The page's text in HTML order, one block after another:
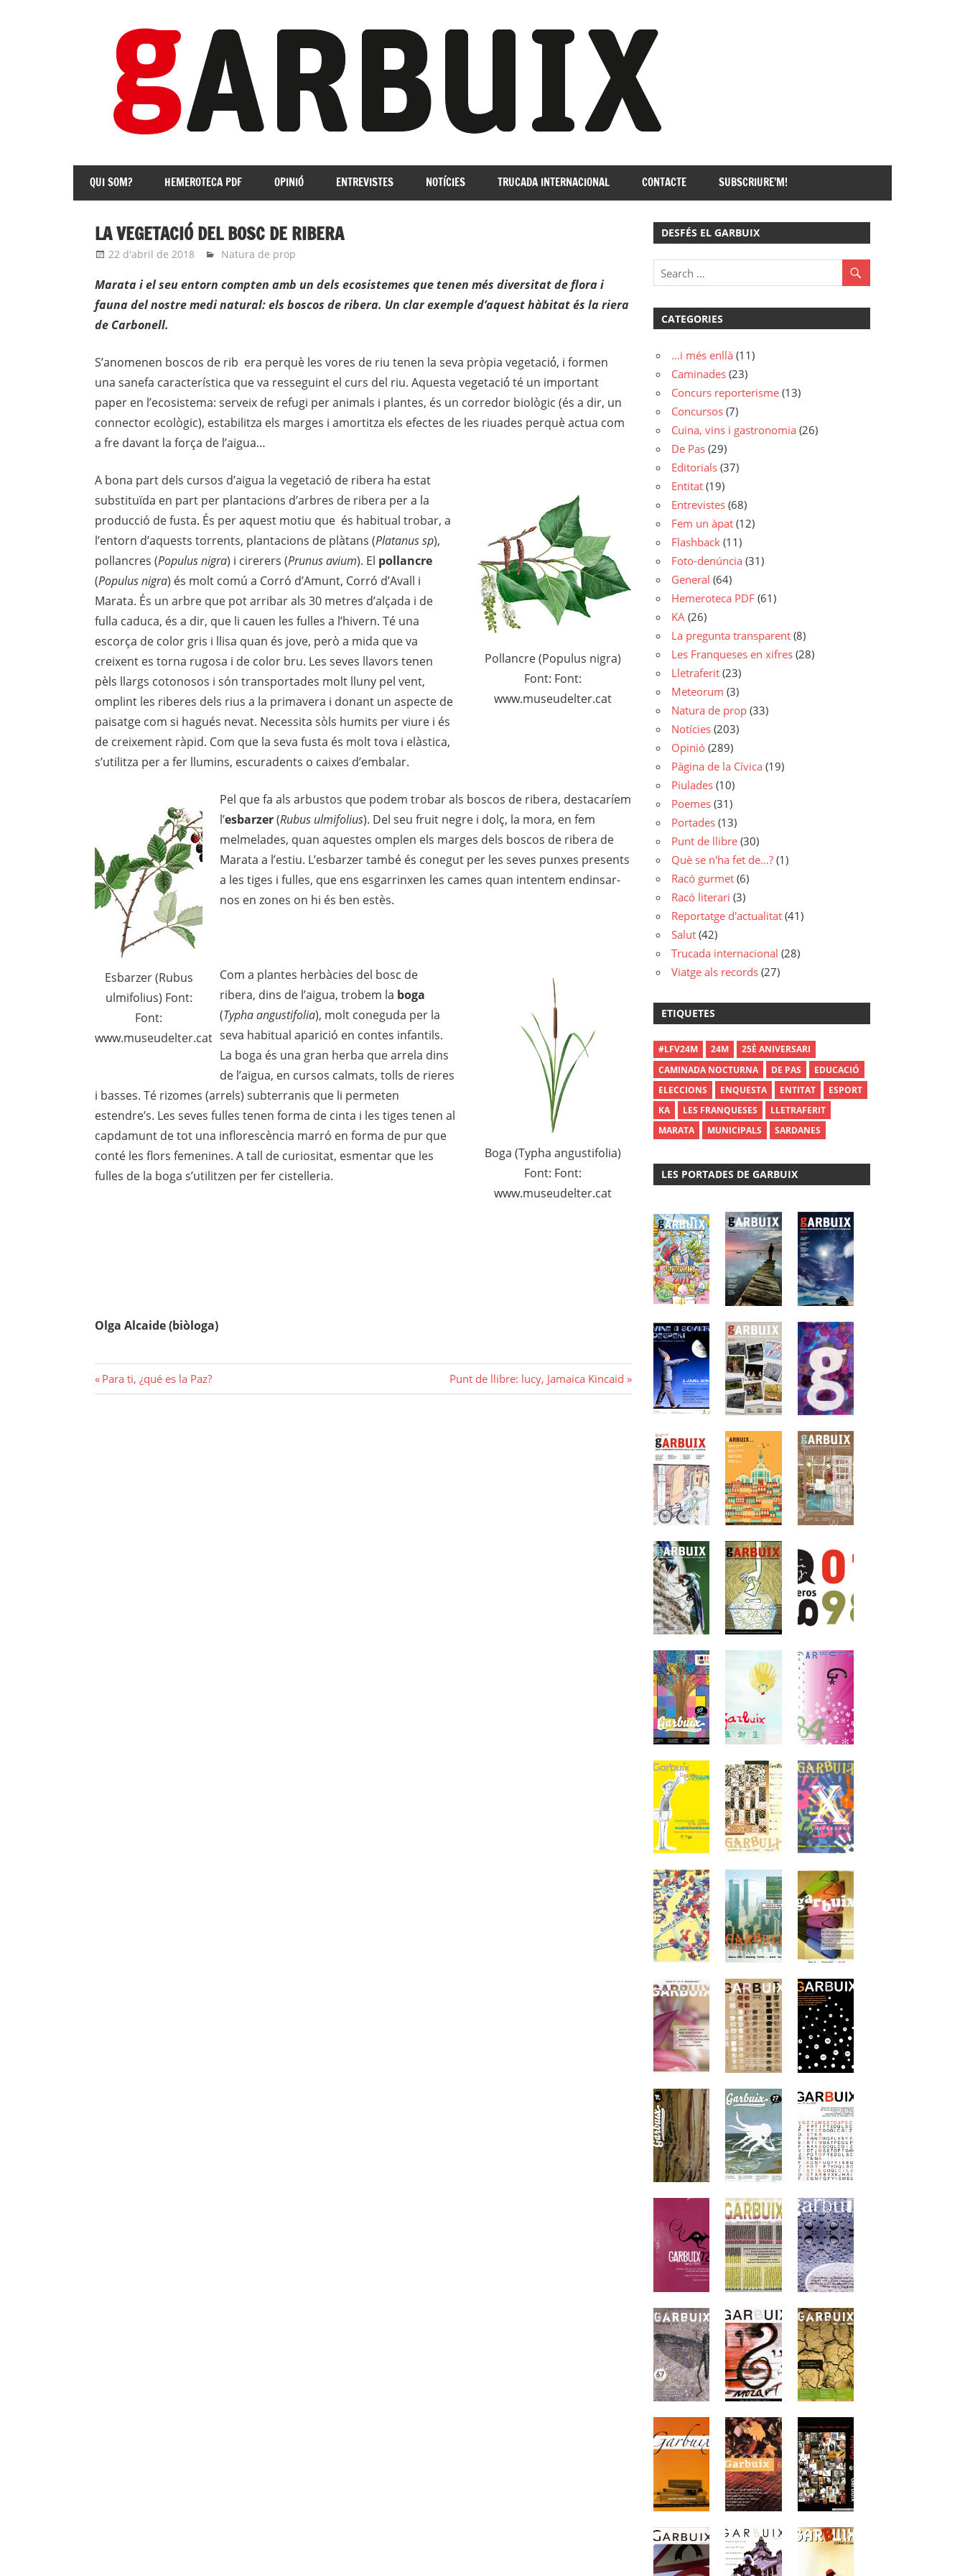
Independent
de
les
Franqueses
QUI SOM? HEMEROTECA PDF OPINIÓ ENTREVISTES NOTÍCIES TRUCADA INTERNACIONAL CONTACTE SUBSCRIURE’M!
LA VEGETACIÓ DEL BOSC DE RIBERA
22 d'abril de 2018 Eli
Natura de prop
Marata i el seu entorn compten amb un dels ecosistemes que tenen més diversitat de flora i
fauna del nostre medi natural: els boscos de ribera. Un clar exemple d’aquest hàbitat és la riera
de Carbonell.
S’anomenen boscos de rib era perquè les vores de riu tenen la seva pròpia vegetació́, i formen
una sanefa característica que va resseguint el curs del riu. Aquesta vegetació́ té un important
paper en l’ecosistema: serveix de refugi per animals i plantes, és un corredor biològic (és a dir, un
connector ecològic), estabilitza els marges i amortitza els efectes de les riuades perquè actua com
a fre davant la força de l’aigua…
Pollancre (Populus nigra)
Font: Font:
www.museudelter.cat
A bona part dels cursos d’aigua la vegetació de ribera ha estat
substituïda en part per plantacions d’arbres de ribera per a la
producció de fusta. És per aquest motiu que és habitual trobar, a
l’entorn d’aquests torrents, plantacions de plàtans (Platanus sp),
pollancres (Populus nigra) i cirerers (Prunus avium). El pollancre
(Populus nigra) és molt comú a Corró d’Amunt, Corró d’Avall i
Marata. És un arbre que pot arribar als 30 metres d’alçada i de
fulla caduca, és a dir, que li cauen les fulles a l’hivern. Té una
escorça de color gris i llisa quan és jove, però a mida que va
creixent es torna rugosa i de color bru. Les seves llavors tenen
pèls llargs cotonosos i són transportades molt lluny pel vent,
omplint les riberes dels rius a la primavera i donant un aspecte de
paisatge com si hagués nevat. Necessita sòls humits per viure i és
de creixement ràpid. Com que la seva fusta és molt tova i elàstica,
s’utilitza per a fer llumins, escuradents o caixes d’embalar.
Esbarzer (Rubus
ulmifolius) Font:
Font:
www.museudelter.cat
Pel que fa als arbustos que podem trobar als boscos de ribera, destacaríem
l’esbarzer(Rubus ulmifolius). Del seu fruit negre i dolç, la mora, en fem
melmelades, quan aquestes omplen els marges dels boscos de ribera de
Marata a l’estiu. L’esbarzer també és conegut per les seves punxes presents
a les tiges i fulles, que ens esgarrinxen les cames quan intentem endinsar-
nos en zones on hi és ben estès.
Boga (Typha angustifolia)
Font: Font:
www.museudelter.cat
Com a plantes herbàcies del bosc de
ribera, dins de l’aigua, trobem la boga
(Typha angustifolia), molt coneguda per la
seva habitual aparició en contes infantils.
La boga és una gran herba que arrela dins
de l’aigua, en cursos calmats, tolls de rieres
i basses. Té rizomes (arrels) subterranis que li permeten
estendre’s. Les seves fulles tenen forma de cinta i les tiges tenen al
capdamunt de tot una inflorescència marró en forma de pur que
conté les flors femenines. A tall de curiositat, esmentar que les
fulles de la boga s’utilitzen per fer cistelleria.
Olga Alcaide (biòloga)
Navegació
Previous
Post:
Para ti, ¿qué es la Paz?
Next
Post:
Punt de llibre: lucy, Jamaica Kincaid
DESFÉS EL GARBUIX
CATEGORIES
…i més enllà (11)
Caminades (23)
Concurs reporterisme (13)
Concursos (7)
Cuina, vins i gastronomia (26)
De Pas (29)
Editorials (37)
Entitat (19)
Entrevistes (68)
Fem un àpat (12)
Flashback (11)
Foto-denúncia (31)
General (64)
Hemeroteca PDF (61)
KA (26)
La pregunta transparent (8)
Les Franqueses en xifres (28)
Lletraferit (23)
Meteorum (3)
Natura de prop (33)
Notícies (203)
Opinió (289)
Pàgina de la Cívica (19)
Piulades (10)
Poemes (31)
Portades (13)
Punt de llibre (30)
Què se n'ha fet de…? (1)
Racó gurmet (6)
Racó literari (3)
Reportatge d'actualitat (41)
Salut (42)
Trucada internacional (28)
Viatge als records (27)
ETIQUETES
#LFV24M 24M
25È ANIVERSARI
CAMINADA NOCTURNA
DE PAS
EDUCACIÓ
ELECCIONS
ENQUESTA ENTITAT
ESPORT
KA
LES FRANQUESES
LLETRAFERIT
MARATA
MUNICIPALS SARDANES
LES PORTADES DE GARBUIX